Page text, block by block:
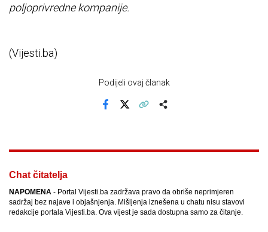
poljoprivredne kompanije.
(Vijesti.ba)
Podijeli ovaj članak
Chat čitatelja
NAPOMENA - Portal Vijesti.ba zadržava pravo da obriše neprimjeren
sadržaj bez najave i objašnjenja. Mišljenja iznešena u chatu nisu stavovi
redakcije portala Vijesti.ba. Ova vijest je sada dostupna samo za čitanje.